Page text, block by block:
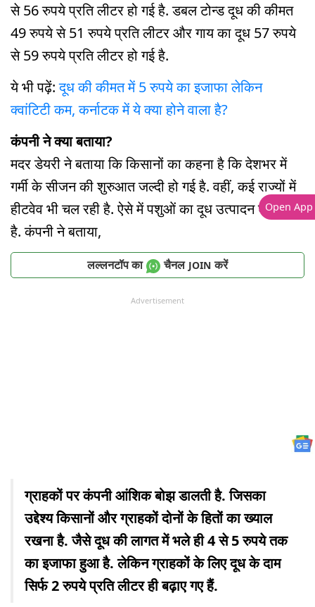
से 56 रुपये प्रति लीटर हो गई है. डबल टोन्ड दूध की कीमत
49 रुपये से 51 रुपये प्रति लीटर और गाय का दूध 57 रुपये
से 59 रुपये प्रति लीटर हो गई है.
ये भी पढ़ें:दूध की कीमत में 5 रुपये का इजाफा लेकिन
क्वांटिटी कम, कर्नाटक में ये क्या होने वाला है?
कंपनी ने क्या बताया?
मदर डेयरी ने बताया कि किसानों का कहना है कि देशभर में
गर्मी के सीजन की शुरुआत जल्दी हो गई है. वहीं, कई राज्यों में
हीटवेव भी चल रही है. ऐसे में पशुओं का दूध उत्पादन घट गया
है. कंपनी ने बताया,
लल्लनटॉप का चैनल JOIN करें
Advertisement
ग्राहकों पर कंपनी आंशिक बोझ डालती है. जिसका
उद्देश्य किसानों और ग्राहकों दोनों के हितों का ख्याल
रखना है. जैसे दूध की लागत में भले ही 4 से 5 रुपये तक
का इजाफा हुआ है. लेकिन ग्राहकों के लिए दूध के दाम
सिर्फ 2 रुपये प्रति लीटर ही बढ़ाए गए हैं.
Open App